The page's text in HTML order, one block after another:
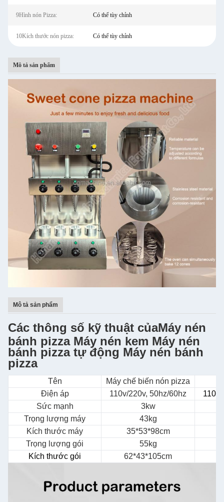
9Hình nón Pizza: Có thể tùy chỉnh
10Kích thước nón pizza: Có thể tùy chỉnh
Mô tả sản phẩm
Mô tả sản phẩm
Các thông số kỹ thuật củaMáy nén
bánh pizza Máy nén kem Máy nén
bánh pizza tự động Máy nén bánh
pizza
Tên Máy chế biến nón pizza
Điện áp
110v/220v, 50hz/60hz
Sức mạnh
3kw
Trọng lượng máy
43kg
Kích thước máy
35*53*98cm
Trọng lượng gói
55kg
Kích thước gói
62*43*105cm